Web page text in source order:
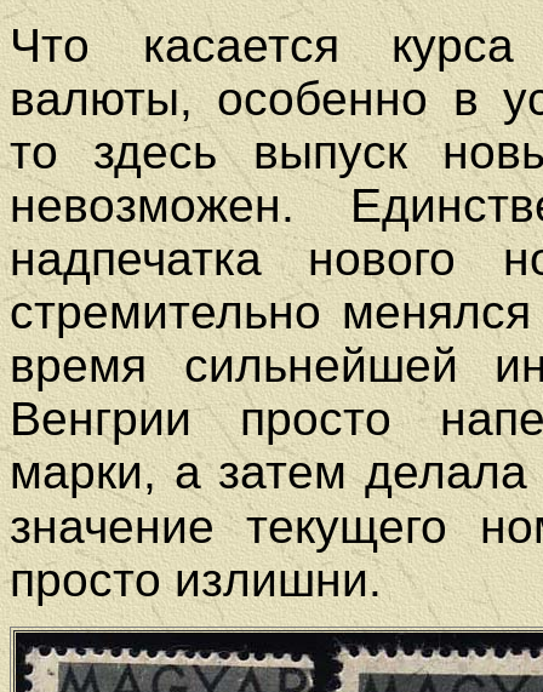
Что касается курса
валюты, особенно в
то здесь выпуск
невозможен.
надпечатка нового
стремительно
время сильнейшей
Венгрии просто
марки, а затем делала
значение текущего
просто излишни.